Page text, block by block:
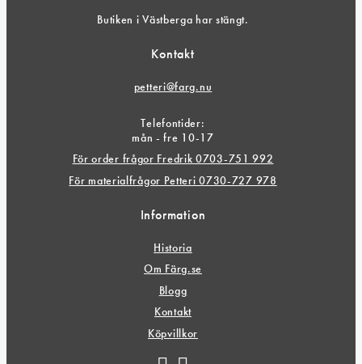
Butiken i Västberga har stängt.
Kontakt
petteri@farg.nu
Telefontider:
mån - fre 10-17
För order frågor Fredrik 0703-751 992
För materialfrågor Petteri 0730-727 978
Information
Historia
Om Färg.se
Blogg
Kontakt
Köpvillkor